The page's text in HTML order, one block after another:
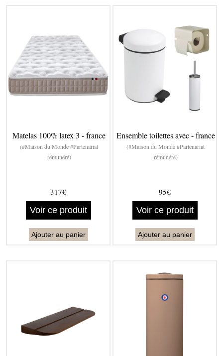
Matelas 100% latex 3 - france
(#Maison du Monde #Partenariat
rémunéré)
317€
Voir ce produit
Ajouter au panier
Ensemble toilettes avec - france
(#Maison du Monde #Partenariat
rémunéré)
95€
Voir ce produit
Ajouter au panier